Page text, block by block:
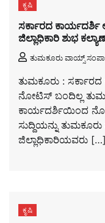
ಕೃಷಿ
ಸರ್ಕಾರದ
ಜಿಲ್ಲಾಧಿಕಾರಿ ಶುಭ
ತುಮಕೂರು ವಾಯ್ಸ್
ತುಮಕೂರು :
ನೋಟಿಸ್ ಬಂದಿಲ್ಲ
ಕಾರ್ಯದರ್ಶಿಯಿಂದ
ಸುದ್ದಿಯನ್ನು
ಜಿಲ್ಲಾಧಿಕಾರಿಯವರು […]
ಕೃಷಿ